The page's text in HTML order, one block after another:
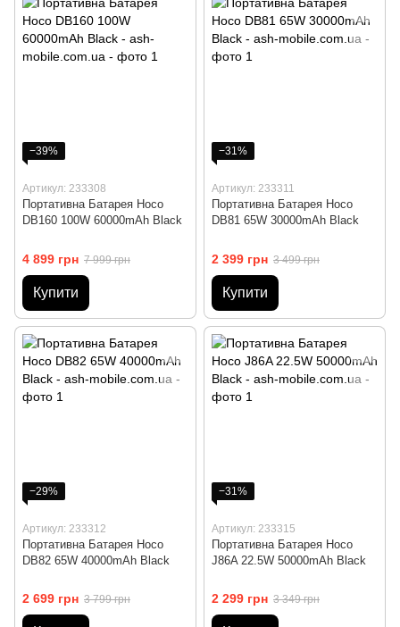
−39%
Артикул: 233308
Портативна Батарея Hoco
DB160 100W 60000mAh Black
4 899 грн 7 999 грн
Купити
−31%
Артикул: 233311
Портативна Батарея Hoco
DB81 65W 30000mAh Black
2 399 грн 3 499 грн
Купити
−29%
Артикул: 233312
Портативна Батарея Hoco
DB82 65W 40000mAh Black
2 699 грн 3 799 грн
−31%
Артикул: 233315
Портативна Батарея Hoco
J86A 22.5W 50000mAh Black
2 299 грн 3 349 грн